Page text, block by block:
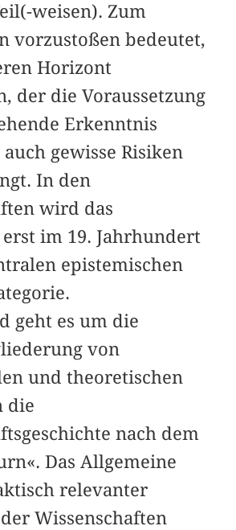
weisen). Zum
vorzustoßen bedeutet,
Horizont
der die Voraussetzung
Erkenntnis
gewisse Risiken
In den
wird das
im 19. Jahrhundert
epistemischen
geht es um die
von
und theoretischen
die
nach dem
Das Allgemeine
relevanter
Wissenschaften